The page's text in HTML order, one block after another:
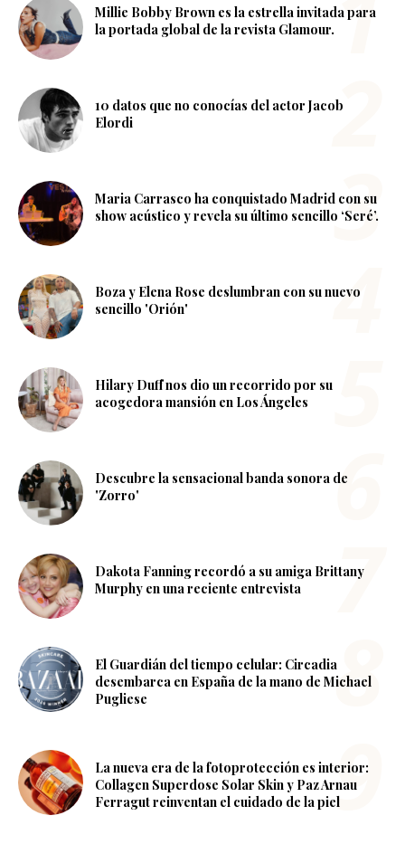
Millie Bobby Brown es la estrella invitada para
la portada global de la revista Glamour.
10 datos que no conocías del actor Jacob
Elordi
Maria Carrasco ha conquistado Madrid con su
show acústico y revela su último sencillo ‘Seré’.
Boza y Elena Rose deslumbran con su nuevo
sencillo 'Orión'
Hilary Duff nos dio un recorrido por su
acogedora mansión en Los Ángeles
Descubre la sensacional banda sonora de
'Zorro'
Dakota Fanning recordó a su amiga Brittany
Murphy en una reciente entrevista
El Guardián del tiempo celular: Circadia
desembarca en España de la mano de Michael
Pugliese
La nueva era de la fotoprotección es interior:
Collagen Superdose Solar Skin y Paz Arnau
Ferragut reinventan el cuidado de la piel